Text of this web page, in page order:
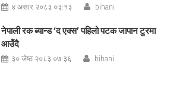
४ असार २०८३ ०३:१३ bihani
नेपाली रक ब्यान्ड ‘द एक्स’ पहिलो पटक जापान टुरमा
आउँदै
३० जेष्ठ २०८३ ०७:३६ bihani